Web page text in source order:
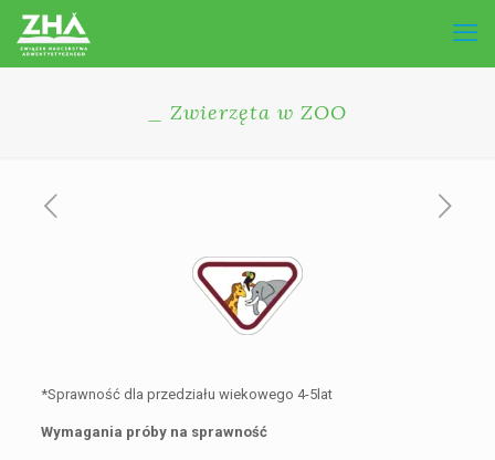
_ Zwierzęta w ZOO
*Sprawność dla przedziału wiekowego 4-5lat
Wymagania próby na sprawność